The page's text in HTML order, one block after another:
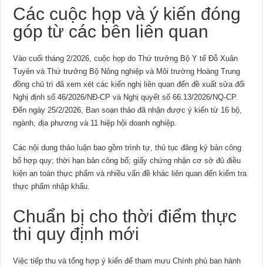
Các cuộc họp và ý kiến đóng
góp từ các bên liên quan
Vào cuối tháng 2/2026, cuộc họp do Thứ trưởng Bộ Y tế Đỗ Xuân
Tuyên và Thứ trưởng Bộ Nông nghiệp và Môi trường Hoàng Trung
đồng chủ trì đã xem xét các kiến nghị liên quan đến đề xuất sửa đổi
Nghị định số 46/2026/NĐ-CP và Nghị quyết số 66.13/2026/NQ-CP.
Đến ngày 25/2/2026, Ban soạn thảo đã nhận được ý kiến từ 16 bộ,
ngành, địa phương và 11 hiệp hội doanh nghiệp.
Các nội dung thảo luận bao gồm trình tự, thủ tục đăng ký bản công
bố hợp quy; thời hạn bản công bố; giấy chứng nhận cơ sở đủ điều
kiện an toàn thực phẩm và nhiều vấn đề khác liên quan đến kiểm tra
thực phẩm nhập khẩu.
Chuẩn bị cho thời điểm thực
thi quy định mới
Việc tiếp thu và tổng hợp ý kiến để tham mưu Chính phủ ban hành